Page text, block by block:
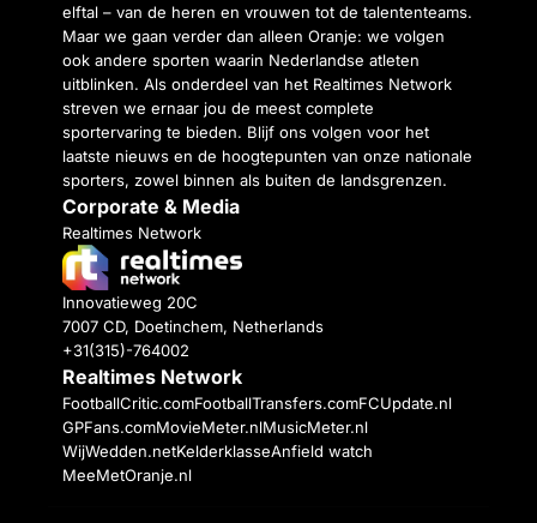
elftal – van de heren en vrouwen tot de talententeams.
Maar we gaan verder dan alleen Oranje: we volgen
ook andere sporten waarin Nederlandse atleten
uitblinken. Als onderdeel van het Realtimes Network
streven we ernaar jou de meest complete
sportervaring te bieden. Blijf ons volgen voor het
laatste nieuws en de hoogtepunten van onze nationale
sporters, zowel binnen als buiten de landsgrenzen.
Corporate & Media
Realtimes Network
Innovatieweg 20C
7007 CD, Doetinchem, Netherlands
+31(315)-764002
Realtimes Network
FootballCritic.comFootballTransfers.comFCUpdate.nl
GPFans.comMovieMeter.nlMusicMeter.nl
WijWedden.netKelderklasseAnfield watch
MeeMetOranje.nl